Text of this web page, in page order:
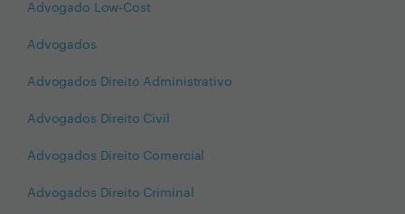
Advogado Low-Cost
Advogados
Advogados Direito Administrativo
Advogados Direito Civil
Advogados Direito Comercial
Advogados Direito Criminal